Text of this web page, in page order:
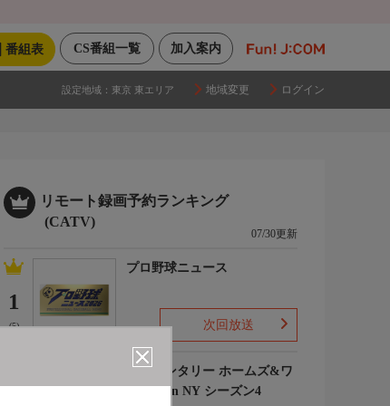
加入案内
CS番組一覧
番組表
設定地域： 東京 東エリア 地域変更 ログイン
リモート録画予約ランキング
(CATV)
07/30更新
1
(5)
プロ野球ニュース
次回放送
エレメンタリー ホームズ&ワ
トソン in NY シーズン4